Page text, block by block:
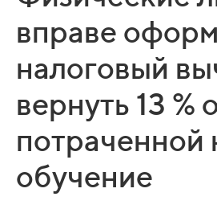
вправе
налоговый
вернуть 13 %
потраченной
обучение